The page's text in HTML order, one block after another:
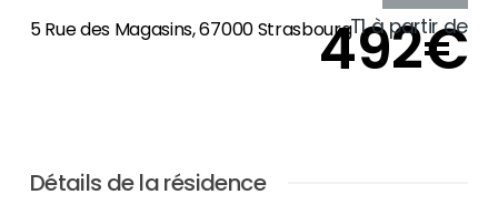
5 Rue des Magasins, 67000 Strasbourg492€
T1 à partir de
Détails de la résidence